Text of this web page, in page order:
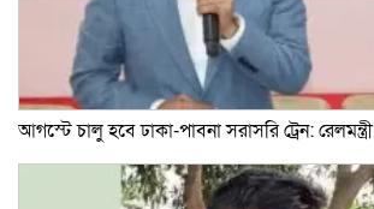
আগস্টে চালু হবে ঢাকা-পাবনা সরাসরি ট্রেন: রেলমন্ত্রী